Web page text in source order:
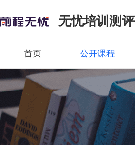
无忧培训测评
首页 公开课程